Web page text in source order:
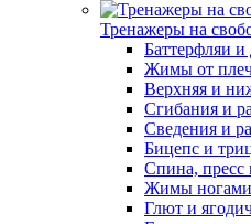
Тренажеры на
Баттерфляи и
Жимы от
Верхняя и
Сгибания и
Сведения и
Бицепс и
Спина,
Жимы ногами
Глют и